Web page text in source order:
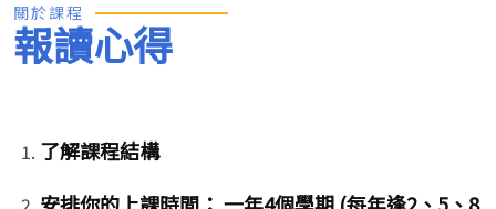
關於課程
報讀心得
了解課程結構